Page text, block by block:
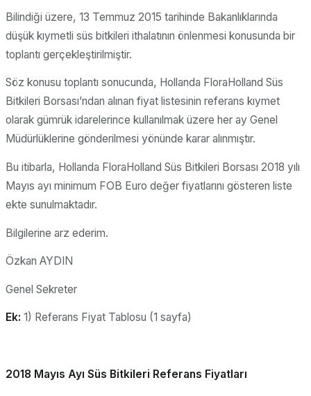
Bilindiği üzere, 13 Temmuz 2015 tarihinde Bakanlıklarında
düşük kıymetli süs bitkileri ithalatının önlenmesi konusunda bir
toplantı gerçekleştirilmiştir.
Söz konusu toplantı sonucunda, Hollanda FloraHolland Süs
Bitkileri Borsası’ndan alınan fiyat listesinin referans kıymet
olarak gümrük idarelerince kullanılmak üzere her ay Genel
Müdürlüklerine gönderilmesi yönünde karar alınmıştır.
Bu itibarla, Hollanda FloraHolland Süs Bitkileri Borsası 2018 yılı
Mayıs ayı minimum FOB Euro değer fiyatlarını gösteren liste
ekte sunulmaktadır.
Bilgilerine arz ederim.
Özkan AYDIN
Genel Sekreter
Ek: 1) Referans Fiyat Tablosu (1 sayfa)
2018 Mayıs Ayı Süs Bitkileri Referans Fiyatları